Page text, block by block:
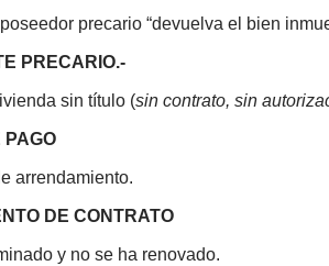
precario “devuelva el bien
PRECARIO.-
sin título (sin contrato, sin
PAGO
arrendamiento.
DE CONTRATO
y no se ha renovado.